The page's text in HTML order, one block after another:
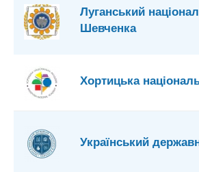
Луганський
Шевченка
Хортицька
Український